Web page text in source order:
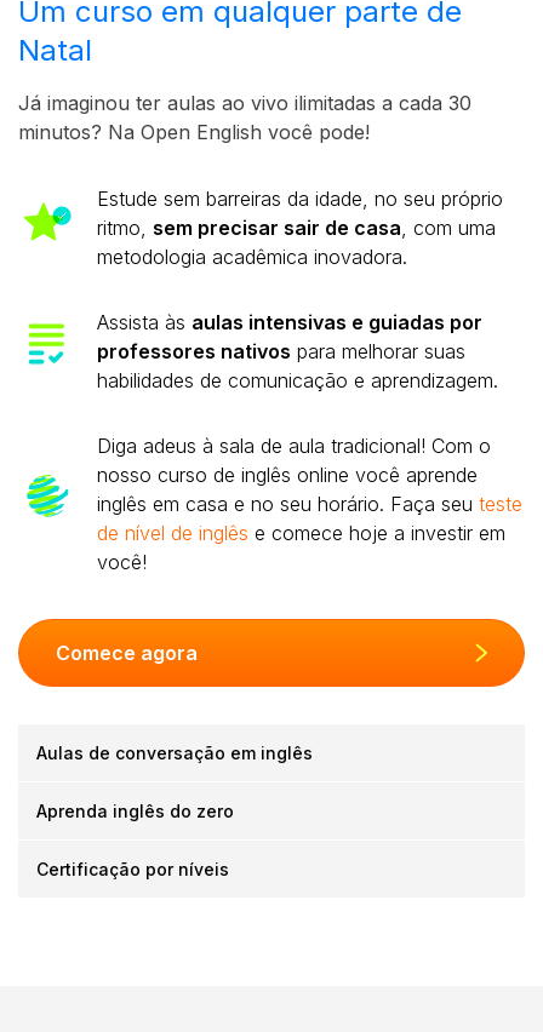
Um curso em qualquer parte de
Natal
Já imaginou ter aulas ao vivo ilimitadas a cada 30
minutos? Na Open English você pode!
Estude sem barreiras da idade, no seu próprio
ritmo, sem precisar sair de casa, com uma
metodologia acadêmica inovadora.
Assista às aulas intensivas e guiadas por
professores nativos para melhorar suas
habilidades de comunicação e aprendizagem.
Diga adeus à sala de aula tradicional! Com o
nosso curso de inglês online você aprende
inglês em casa e no seu horário. Faça seu teste
de nível de inglês e comece hoje a investir em
você!
Comece agora
Aulas de conversação em inglês
Aprenda inglês do zero
Certificação por níveis